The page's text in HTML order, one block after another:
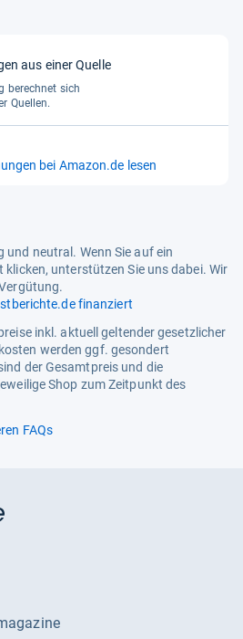
aus einer Quelle
berechnet sich
Quellen.
bei Amazon.de lesen
und neutral. Wenn Sie auf ein
klicken, unterstützen Sie uns dabei. Wir
finanziert
inkl. aktuell geltender gesetzlicher
werden ggf. gesondert
der Gesamtpreis und die
Shop zum Zeitpunkt des
FAQs